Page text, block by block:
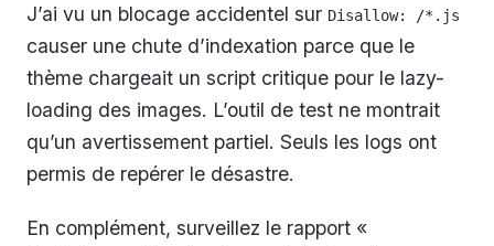
J’ai vu un blocage accidentel sur Disallow: /*.js
causer une chute d’indexation parce que le
thème chargeait un script critique pour le lazy-
loading des images. L’outil de test ne montrait
qu’un avertissement partiel. Seuls les logs ont
permis de repérer le désastre.
En complément, surveillez le rapport «